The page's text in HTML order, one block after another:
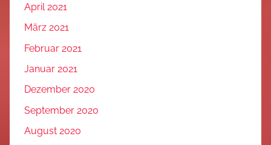
April 2021
März 2021
Februar 2021
Januar 2021
Dezember 2020
September 2020
August 2020